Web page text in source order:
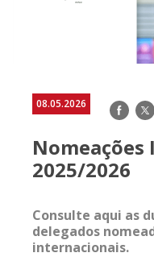
08.05.2026
2025/2026
Consulte aqui as
delegados
internacionais.